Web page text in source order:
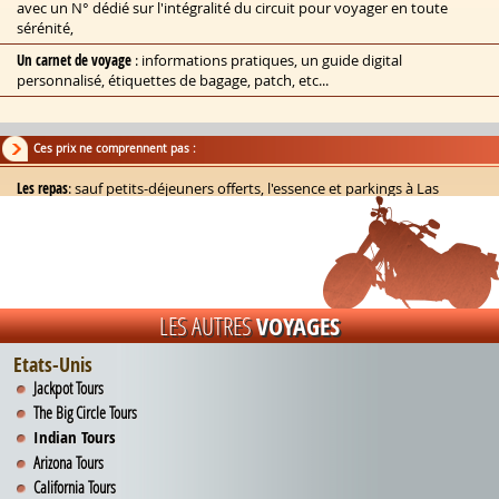
LES AUTRESVOYAGES
Etats-Unis
Jackpot Tours
The Big Circle Tours
Indian Tours
Arizona Tours
California Tours
avec un N° dédié sur l'intégralité du circuit pour voyager en toute
sérénité,
Un carnet de voyage : informations pratiques, un guide digital
personnalisé, étiquettes de bagage, patch, etc...
Ces prix ne comprennent pas :
Les repas: sauf petits-déjeuners offerts, l'essence et parkings à Las
(obligatoire à régler sur place, environ 50$ par nuit
(responsabilité civile du pilote à hauteur de 300 000$), la
Roadside Assistance (sauf en Inclusive Plus), la caution via empreinte
bancaire et franchise éventuelle, ainsi que la MMG (garanti premier
choix du modèle)
Les suppléments
«BMW/Pan America» (sur demande),
Formule « Mototour»
Entrée des parcs nationaux
autres visites éventuelles,